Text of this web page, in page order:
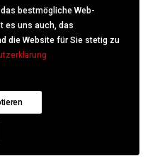
neue
Die Mitte-
Mitte
bestmögliche Web-
es uns auch, das
die Website für Sie stetig zu